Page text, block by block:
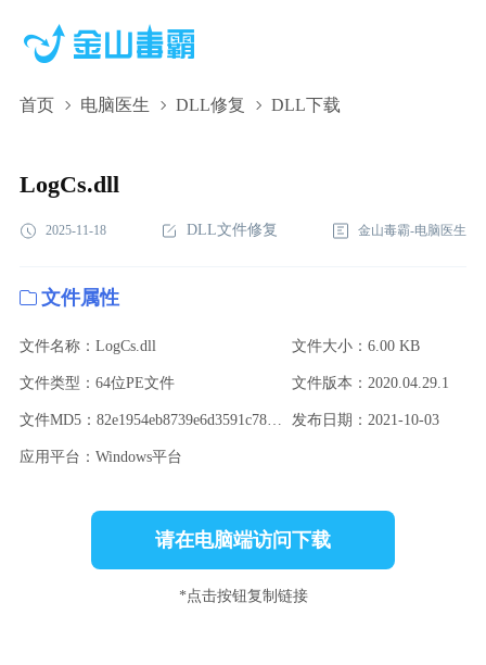
首页 电脑医生 DLL修复 DLL下载
LogCs.dll,LogCs.dll下载,LogCs.dll修复
LogCs.dll
2025-11-18 DLL文件修复 金山毒霸-电脑医生
文件属性
文件名称：LogCs.dll 文件大小：6.00 KB
文件类型：64位PE文件 文件版本：2020.04.29.1
文件MD5：82e1954eb8739e6d3591c78397c39320 发布日期：2021-10-03
应用平台：Windows平台
请在电脑端访问下载
*点击按钮复制链接